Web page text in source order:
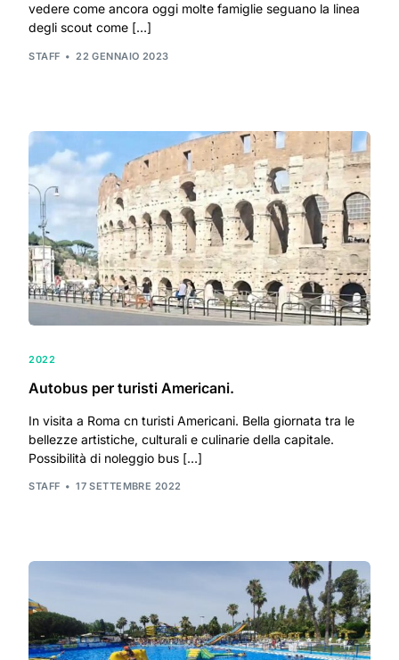
vedere come ancora oggi molte famiglie seguano la linea
degli scout come […]
STAFF 22 GENNAIO 2023
2022
Autobus per turisti Americani.
In visita a Roma cn turisti Americani. Bella giornata tra le
bellezze artistiche, culturali e culinarie della capitale.
Possibilità di noleggio bus […]
STAFF 17 SETTEMBRE 2022